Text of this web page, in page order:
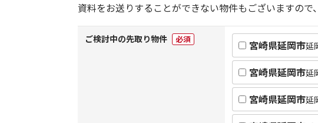
資料をお送りすることができない物件もございますので
ご検討中の先取り物件 必須 宮崎県延岡市延
宮崎県延岡市延
宮崎県延岡市延